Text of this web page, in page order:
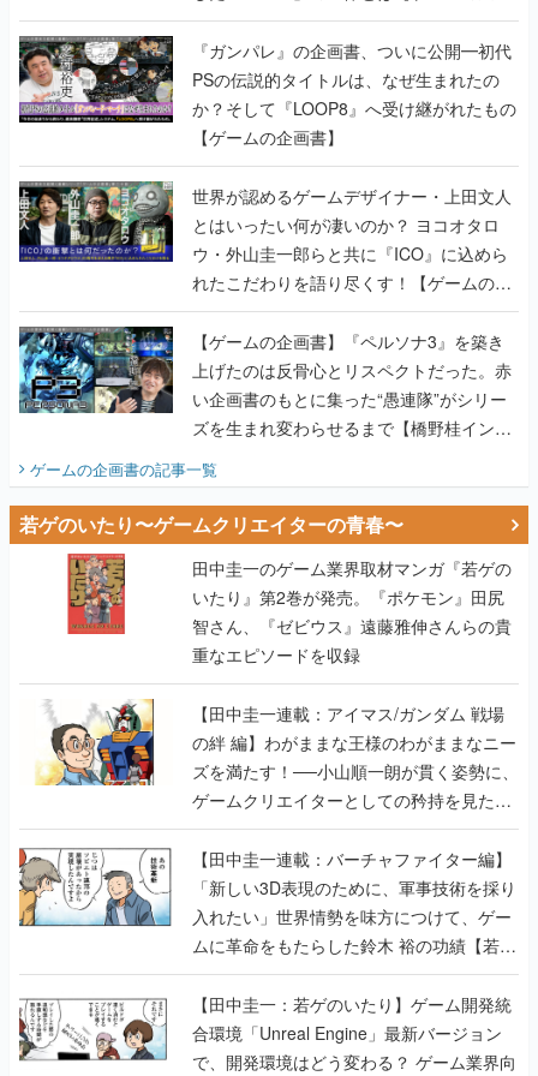
書】
『ガンパレ』の企画書、ついに公開━初代
PSの伝説的タイトルは、なぜ生まれたの
か？そして『LOOP8』へ受け継がれたもの
【ゲームの企画書】
世界が認めるゲームデザイナー・上田文人
とはいったい何が凄いのか？ ヨコオタロ
ウ・外山圭一郎らと共に『ICO』に込めら
れたこだわりを語り尽くす！【ゲームの企
画書】
【ゲームの企画書】『ペルソナ3』を築き
上げたのは反骨心とリスペクトだった。赤
い企画書のもとに集った“愚連隊”がシリー
ズを生まれ変わらせるまで【橋野桂インタ
ゲームの企画書の記事一覧
若ゲのいたり〜ゲームクリエイターの青春〜
田中圭一のゲーム業界取材マンガ『若ゲの
いたり』第2巻が発売。『ポケモン』田尻
智さん、『ゼビウス』遠藤雅伸さんらの貴
重なエピソードを収録
【田中圭一連載：アイマス/ガンダム 戦場
の絆 編】わがままな王様のわがままなニー
ズを満たす！──小山順一朗が貫く姿勢に、
ゲームクリエイターとしての矜持を見た
【若ゲのいたり最終回】
【田中圭一連載：バーチャファイター編】
「新しい3D表現のために、軍事技術を採り
入れたい」世界情勢を味方につけて、ゲー
ムに革命をもたらした鈴木 裕の功績【若ゲ
のいたり】
【田中圭一：若ゲのいたり】ゲーム開発統
合環境「Unreal Engine」最新バージョン
で、開発環境はどう変わる？ ゲーム業界向